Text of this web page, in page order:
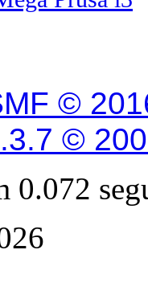
©
©
0.072